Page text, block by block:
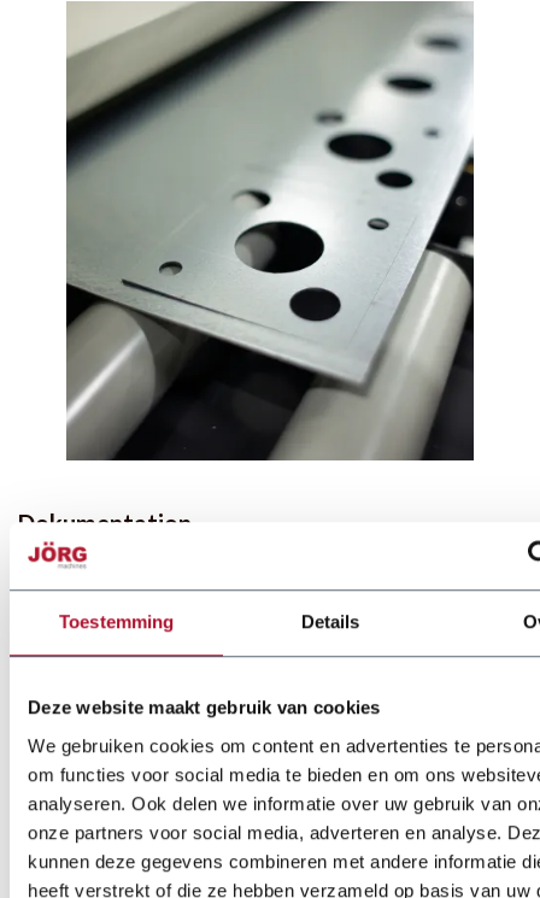
Toestemming Details
Deze website maakt gebruik van cookies
We gebruiken cookies om content en advertenties te
om functies voor social media te bieden en om ons
analyseren. Ook delen we informatie over uw gebruik van
onze partners voor social media, adverteren en analyse.
kunnen deze gegevens combineren met andere informatie
heeft verstrekt of die ze hebben verzameld op basis van uw
Dokumentation
joerg-brochure-25-nl-web.pdf